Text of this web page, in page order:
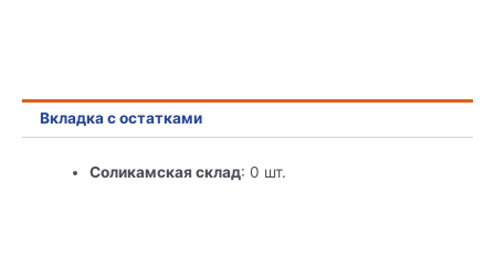
Вкладка с остатками
Соликамская склад: 0 шт.